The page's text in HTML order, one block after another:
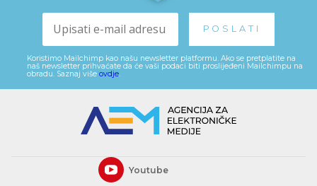
Koristimo Mailchimp kao našu newsletter platformu. Ako se pretplatite na
naš newsletter prihvaćate da će vaši podaci biti proslijeđeni Mailchimpu na
obradu. Saznaj više ovdje.
Youtube